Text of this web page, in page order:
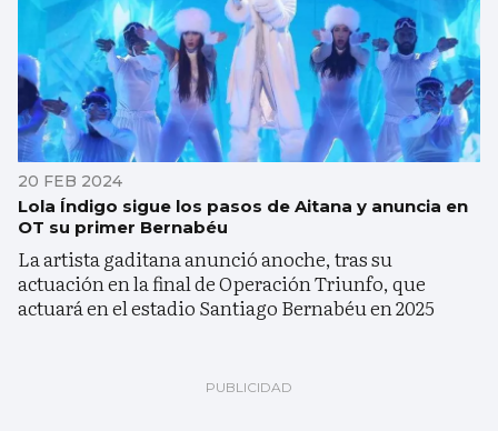
20 FEB 2024
Lola Índigo sigue los pasos de Aitana y anuncia en
OT su primer Bernabéu
La artista gaditana anunció anoche, tras su
actuación en la final de Operación Triunfo, que
actuará en el estadio Santiago Bernabéu en 2025